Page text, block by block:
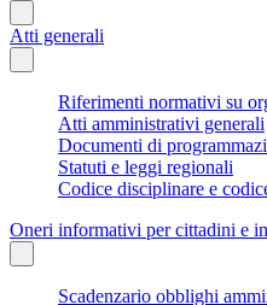
Atti generali
Riferimenti normativi su
Atti amministrativi generali
Documenti di
Statuti e leggi regionali
Codice disciplinare e
Oneri informativi per cittadini e
Scadenzario obblighi